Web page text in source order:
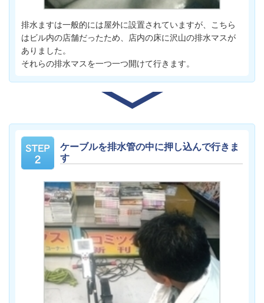
排水ますは一般的には屋外に設置されていますが、こちら
はビル内の店舗だったため、店内の床に沢山の排水マスが
ありました。
それらの排水マスを一つ一つ開けて行きます。
ケーブルを排水管の中に押し込んで行きま
す